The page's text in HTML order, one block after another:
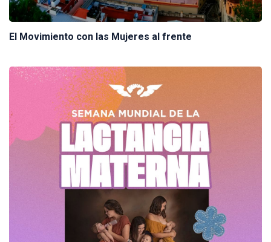
El Movimiento con las Mujeres al frente